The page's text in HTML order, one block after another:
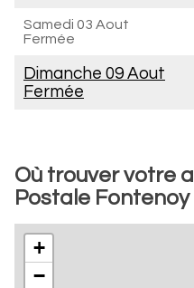
Samedi 03 Aout
Fermée
Dimanche 09 Aout
Fermée
Où trouver votre
Postale Fontenoy
+
−